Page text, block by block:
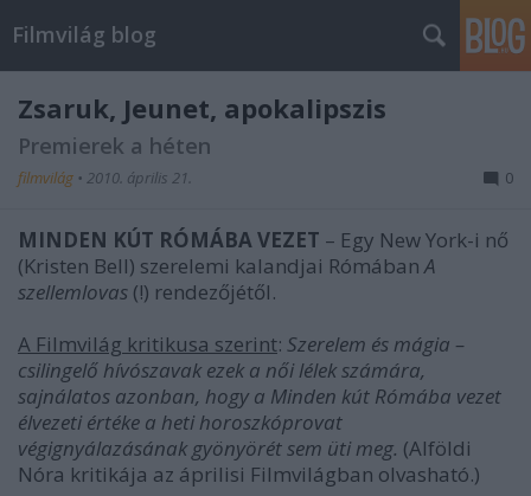
Filmvilág blog
Zsaruk, Jeunet, apokalipszis
Premierek a héten
filmvilág • 2010. április 21. 0
MINDEN KÚT RÓMÁBA VEZET – Egy New York-i nő
(Kristen Bell) szerelemi kalandjai RómábanA
szellemlovas (!) rendezőjétől.
A Filmvilág kritikusa szerint: Szerelem és mágia –
csilingelő hívószavak ezek a női lélek számára,
sajnálatos azonban, hogy a Minden kút Rómába vezet
élvezeti értéke a heti horoszkóprovat
végignyálazásának gyönyörét sem üti meg. (Alföldi
Nóra kritikája az áprilisi Filmvilágban olvasható.)